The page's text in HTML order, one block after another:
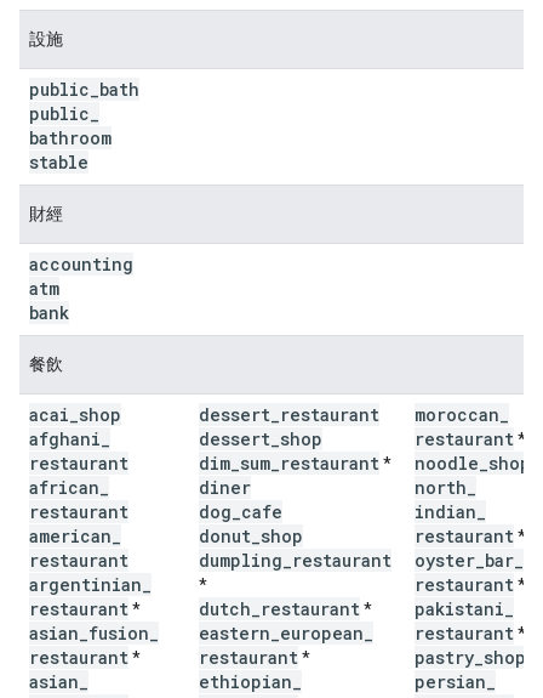
設施
public bath
public
bathroom
stable
財經
accounting
atm
bank
餐飲
acai shop
afghani
restaurant
african
restaurant
american
restaurant
argentinian
restaurant*
asian fusion
restaurant*
asian
dessert restaurant
dessert shop
dim sum restaurant*
diner
dog cafe
donut shop
dumpling restaurant
*
dutch restaurant*
eastern european
restaurant*
ethiopian
moroccan
restaurant*
noodle shop
north
indian
restaurant*
oyster bar
restaurant*
pakistani
restaurant*
pastry shop
persian